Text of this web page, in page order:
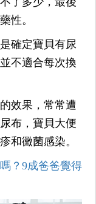
性。
確定寶貝有尿
不適合每次換
效果，常常遭
布，寶貝大便
和黴菌感染。
？9成爸爸覺得